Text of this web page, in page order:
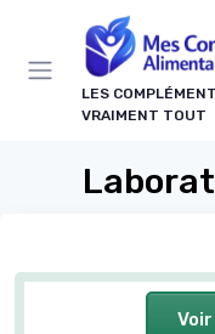
LES
VRAIMENT TOUT
Panneau de gestion